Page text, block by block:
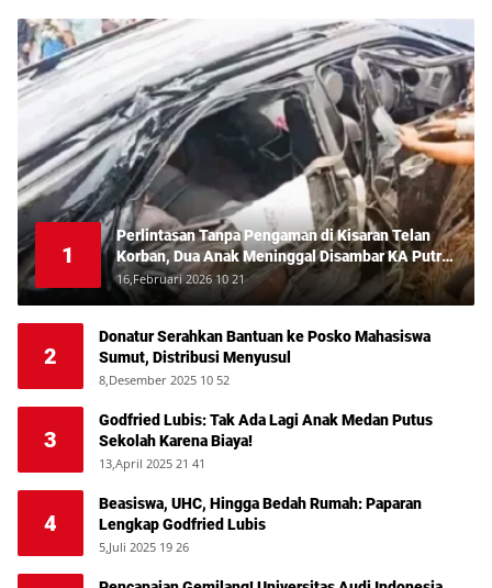
1
Perlintasan Tanpa Pengaman di Kisaran Telan
Korban, Dua Anak Meninggal Disambar KA Putri
Deli
16,Februari 2026 10 21
2
Donatur Serahkan Bantuan ke Posko Mahasiswa
Sumut, Distribusi Menyusul
8,Desember 2025 10 52
3
Godfried Lubis: Tak Ada Lagi Anak Medan Putus
Sekolah Karena Biaya!
13,April 2025 21 41
4
Beasiswa, UHC, Hingga Bedah Rumah: Paparan
Lengkap Godfried Lubis
5,Juli 2025 19 26